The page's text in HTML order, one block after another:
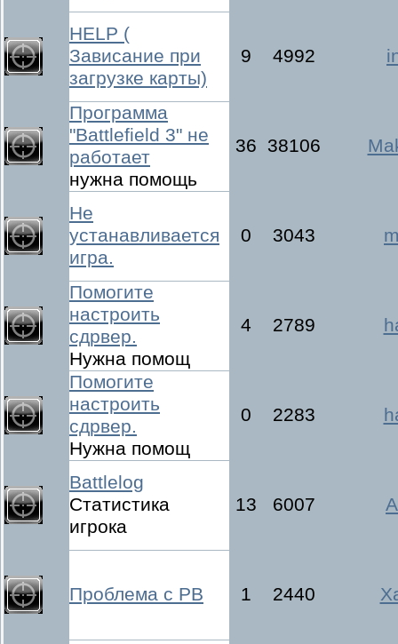
HELP (
Зависание при
загрузке карты)
9 4992
Программа
"Battlefield 3" не
работает
нужна помощь
36 38106
Не
устанавливается
игра.
0 3043
Помогите
настроить
сдрвер.
Нужна помощ
4 2789
Помогите
настроить
сдрвер.
Нужна помощ
0 2283
Battlelog
Статистика
игрока
13 6007
Проблема с PB 1 2440